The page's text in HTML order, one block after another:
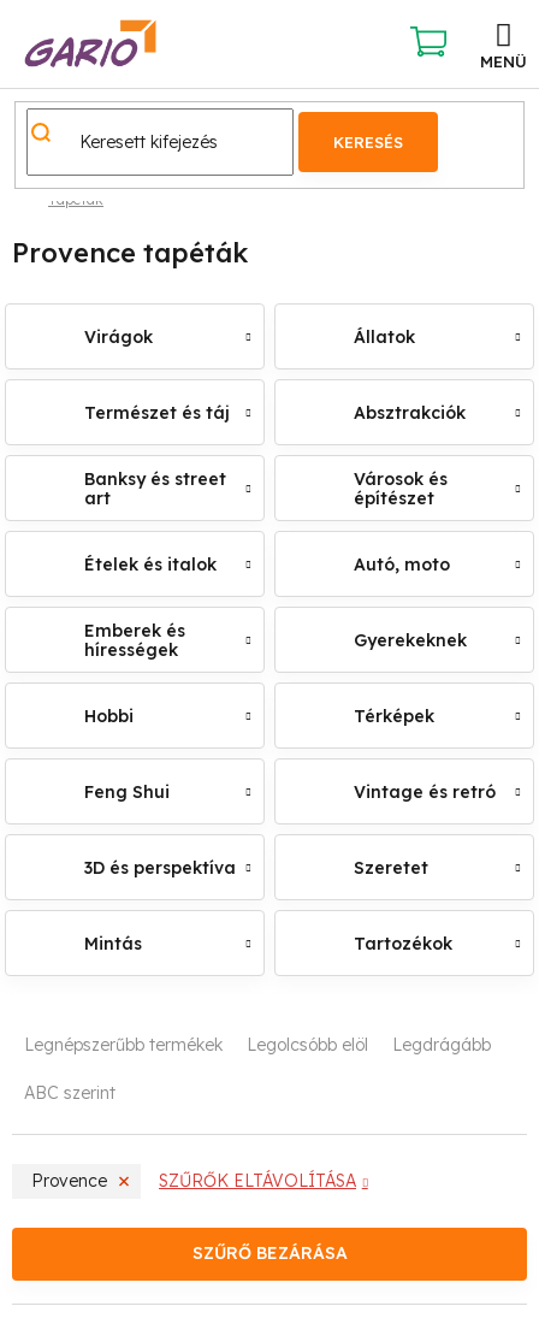
KERESÉS
KOSÁR
Tapéták
Provence tapéták
Virágok Állatok
Természet és táj Absztrakciók
Banksy és street
art
Városok és
építészet
Ételek és italok Autó, moto
Emberek és
hírességek
Gyerekeknek
Hobbi Térképek
Feng Shui Vintage és retró
3D és perspektíva Szeretet
Mintás Tartozékok
T
m
e
Legnépszerűbb termékek Legolcsóbb elöl Legdrágább
ABC szerint
Provence SZŰRŐK ELTÁVOLÍTÁSA
SZŰRŐ BEZÁRÁSA